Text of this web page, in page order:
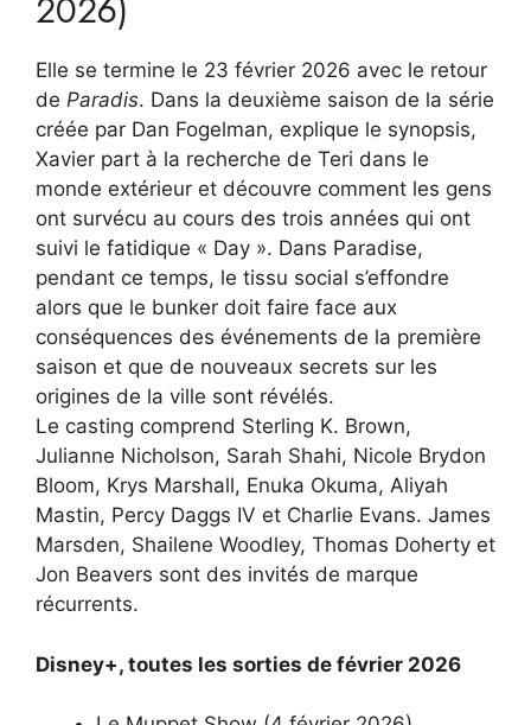
2026)
Elle se termine le 23 février 2026 avec le retour
de Paradis. Dans la deuxième saison de la série
créée par Dan Fogelman, explique le synopsis,
Xavier part à la recherche de Teri dans le
monde extérieur et découvre comment les gens
ont survécu au cours des trois années qui ont
suivi le fatidique « Day ». Dans Paradise,
pendant ce temps, le tissu social s’effondre
alors que le bunker doit faire face aux
conséquences des événements de la première
saison et que de nouveaux secrets sur les
origines de la ville sont révélés.
Le casting comprend Sterling K. Brown,
Julianne Nicholson, Sarah Shahi, Nicole Brydon
Bloom, Krys Marshall, Enuka Okuma, Aliyah
Mastin, Percy Daggs IV et Charlie Evans. James
Marsden, Shailene Woodley, Thomas Doherty et
Jon Beavers sont des invités de marque
récurrents.
Disney+, toutes les sorties de février 2026